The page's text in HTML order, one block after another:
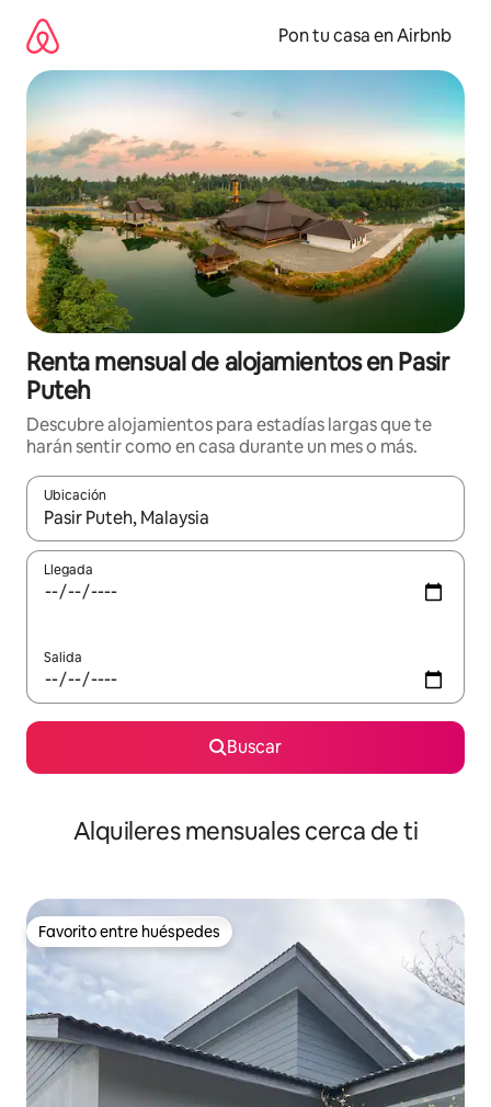
contenido
Pon tu casa en Airbnb
Renta mensual de alojamientos en Pasir
Puteh
Descubre alojamientos para estadías largas que te
harán sentir como en casa durante un mes o más.
Ubicación
Cuando los resultados estén disponibles, navega con las
Llegada
Salida
Buscar
Alquileres mensuales cerca de ti
Favorito entre huéspedes
Favorito entre huéspedes